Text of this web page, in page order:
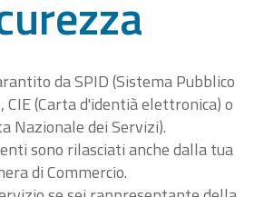
da SPID (Sistema Pubblico
(Carta d'identià elettronica) o
Nazionale dei Servizi).
sono rilasciati anche dalla tua
di Commercio.